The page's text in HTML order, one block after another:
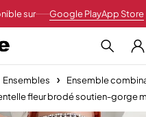
sur Google PlayApp Store
Ensembles
Ensemble
fleur brodé soutien-gorge